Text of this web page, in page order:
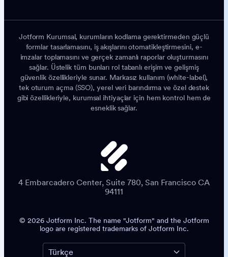
Jotform Kurumsal, kurumların kodlama gerektirmeden güçlü
formlar tasarlamasını, iş akışlarını otomatikleştirmesini, e-
imzalar toplamasını ve gerçek zamanlı raporlar oluşturmasını
sağlar. Üstelik tüm bunları rol tabanlı erişim ve gelişmiş
güvenlik özellikleriyle sunar. Markasız kullanım (white-label),
tek oturum açma (SSO), yerel veri barındırma ve özel destek
gibi özellikleriyle, kurumsal ihtiyaçlar için hem kontrol hem de
esneklik sağlar.
4 Embarcadero Center, Suite 780, San Francisco CA
94111
© 2026 Jotform Inc. The name "Jotform" and the Jotform
logo are registered trademarks of Jotform Inc.